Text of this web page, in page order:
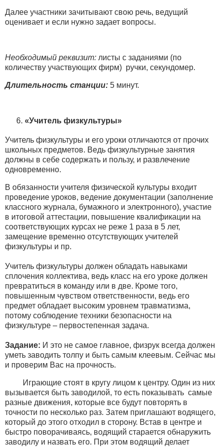
Далее участники зачитывают свою речь, ведущий
оценивает и если нужно задает вопросы.
Необходимый реквизит: листы с заданиями (по
количеству участвующих фирм) ручки, секундомер.
Длительность станции: 5 минут.
«Учитель физкультуры»
Учитель физкультуры и его уроки отличаются от прочих
школьных предметов. Ведь физкультурные занятия
должны в себе содержать и пользу, и развлечение
одновременно.
В обязанности учителя физической культуры входит
проведение уроков, ведение документации (заполнение
классного журнала, бумажного и электронного), участие
в итоговой аттестации, повышение квалификации на
соответствующих курсах не реже 1 раза в 5 лет,
замещение временно отсутствующих учителей
физкультуры и пр.
Учитель физкультуры должен обладать навыками
сплочения коллектива, ведь класс на его уроке должен
превратиться в команду или в две. Кроме того,
повышенным чувством ответственности, ведь его
предмет обладает высоким уровнем травматизма,
потому соблюдение техники безопасности на
физкультуре – первостепенная задача.
Задание: И это не самое главное, физрук всегда должен
уметь заводить толпу и быть самым клеевым. Сейчас мы
и проверим Вас на прочность.
Играющие стоят в кругу лицом к центру. Один из них
вызывается быть заводилой, то есть показывать самые
разные движения, которые все будут повторять в
точности по несколько раз. Затем приглашают водящего,
который до этого отходил в сторону. Встав в центре и
быстро поворачиваясь, водящий старается обнаружить
заводилу и назвать его. При этом водящий делает